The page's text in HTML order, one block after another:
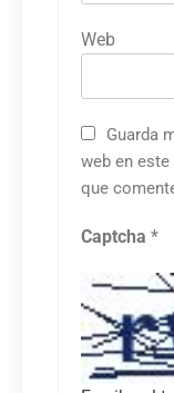
Web
Guarda
web en
que
Captcha *